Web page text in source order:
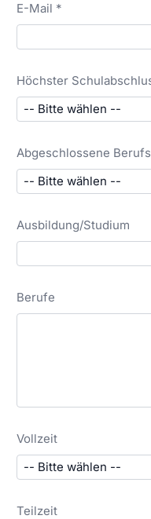
E-Mail *
Höchster
Abgeschlossene
Ausbildung/Studium
Berufe
Vollzeit
Teilzeit